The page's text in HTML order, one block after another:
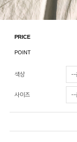
PRICE
POINT
색상
사이즈